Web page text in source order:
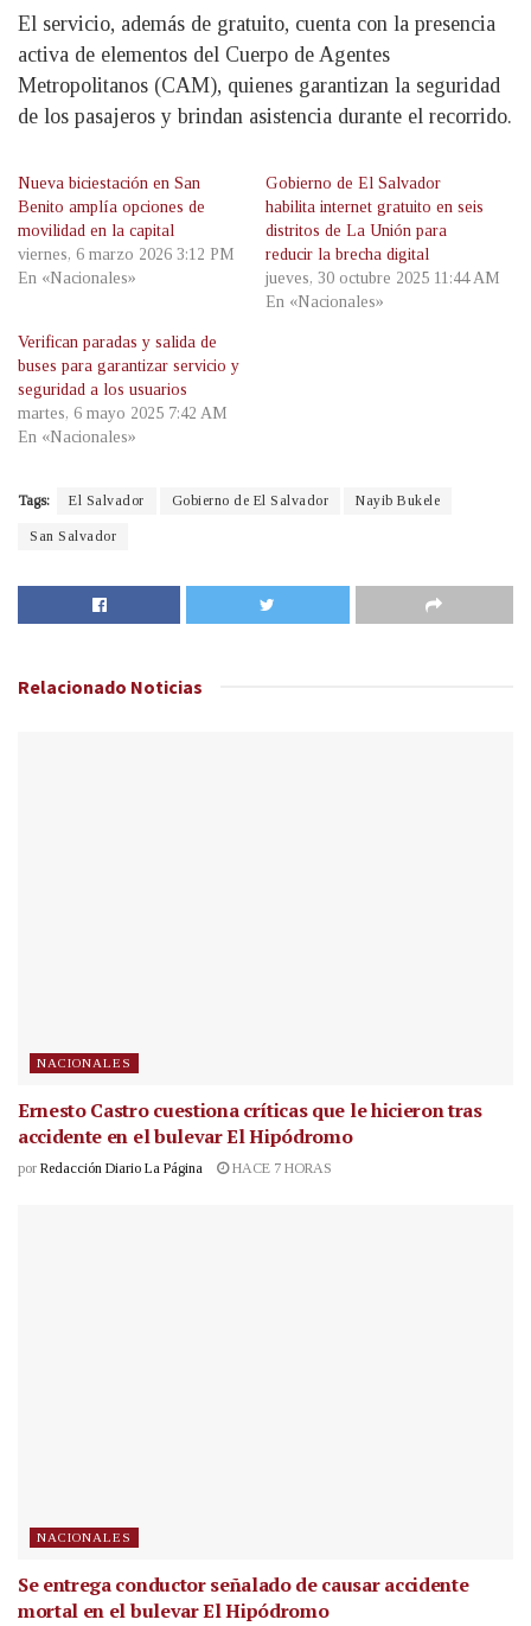
El servicio, además de gratuito, cuenta con la presencia
activa de elementos del Cuerpo de Agentes
Metropolitanos (CAM), quienes garantizan la seguridad
de los pasajeros y brindan asistencia durante el recorrido.
Nueva biciestación en San
Benito amplía opciones de
movilidad en la capital
viernes, 6 marzo 2026 3:12 PM
En «Nacionales»
Gobierno de El Salvador
habilita internet gratuito en seis
distritos de La Unión para
reducir la brecha digital
jueves, 30 octubre 2025 11:44 AM
En «Nacionales»
Verifican paradas y salida de
buses para garantizar servicio y
seguridad a los usuarios
martes, 6 mayo 2025 7:42 AM
En «Nacionales»
Tags: El Salvador Gobierno de El Salvador Nayib Bukele
San Salvador
Relacionado Noticias
NACIONALES
Ernesto Castro cuestiona críticas que le hicieron tras
accidente en el bulevar El Hipódromo
por Redacción Diario La Página HACE 7 HORAS
NACIONALES
Se entrega conductor señalado de causar accidente
mortal en el bulevar El Hipódromo